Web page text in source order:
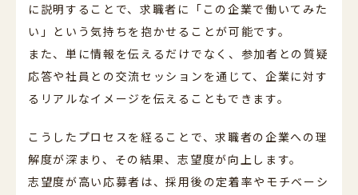
に説明することで、求職者に「この企業で働いてみた
い」という気持ちを抱かせることが可能です。
また、単に情報を伝えるだけでなく、参加者との質疑
応答や社員との交流セッションを通じて、企業に対す
るリアルなイメージを伝えることもできます。
こうしたプロセスを経ることで、求職者の企業への理
解度が深まり、その結果、志望度が向上します。
志望度が高い応募者は、採用後の定着率やモチベーシ